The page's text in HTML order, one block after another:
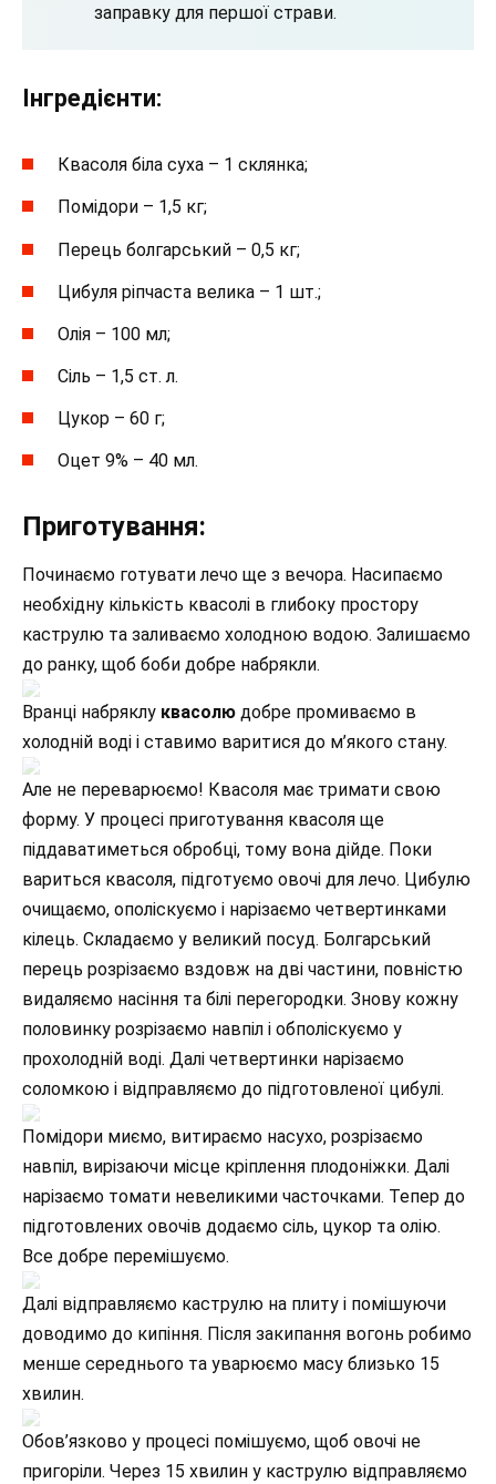
заправку для першої страви.
Інгредієнти:
Квасоля біла суха – 1 склянка;
Помідори – 1,5 кг;
Перець болгарський – 0,5 кг;
Цибуля ріпчаста велика – 1 шт.;
Олія – ​​100 мл;
Сіль – 1,5 ст. л.
Цукор – 60 г;
Оцет 9% – 40 мл.
Приготування:
Починаємо готувати лечо ще з вечора. Насипаємо
необхідну кількість квасолі в глибоку простору
каструлю та заливаємо холодною водою. Залишаємо
до ранку, щоб боби добре набрякли.
Вранці набряклу квасолю добре промиваємо в
холодній воді і ставимо варитися до м’якого стану.
Але не переварюємо! Квасоля має тримати свою
форму. У процесі приготування квасоля ще
піддаватиметься обробці, тому вона дійде. Поки
вариться квасоля, підготуємо овочі для лечо. Цибулю
очищаємо, ополіскуємо і нарізаємо четвертинками
кілець. Складаємо у великий посуд. Болгарський
перець розрізаємо вздовж на дві частини, повністю
видаляємо насіння та білі перегородки. Знову кожну
половинку розрізаємо навпіл і обполіскуємо у
прохолодній воді. Далі четвертинки нарізаємо
соломкою і відправляємо до підготовленої цибулі.
Помідори миємо, витираємо насухо, розрізаємо
навпіл, вирізаючи місце кріплення плодоніжки. Далі
нарізаємо томати невеликими часточками. Тепер до
підготовлених овочів додаємо сіль, цукор та олію.
Все добре перемішуємо.
Далі відправляємо каструлю на плиту і помішуючи
доводимо до кипіння. Після закипання вогонь робимо
менше середнього та уварюємо масу близько 15
хвилин.
Обов’язково у процесі помішуємо, щоб овочі не
пригоріли. Через 15 хвилин у каструлю відправляємо